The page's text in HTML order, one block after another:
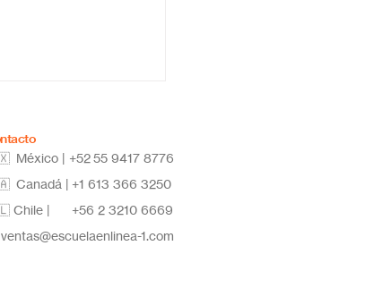
México | +5255 9417 8776
Canadá | +1 613 366 3250
Chile | +56 2 3210 6669
ventas@escuelaenlinea-1.com